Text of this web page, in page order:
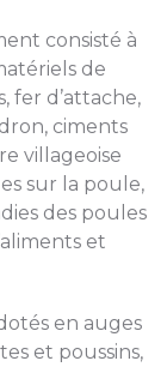
consisté à
de
fer d’attache,
ciments
villageoise
sur la poule,
des poules
et
en auges
et poussins,